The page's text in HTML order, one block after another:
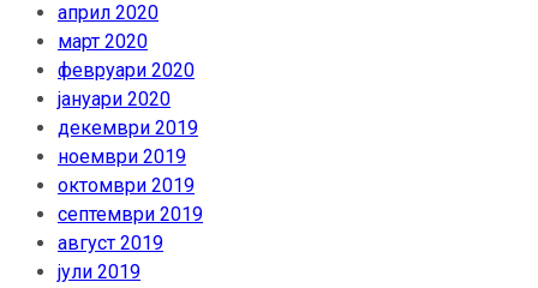
април 2020
март 2020
февруари 2020
јануари 2020
декември 2019
ноември 2019
октомври 2019
септември 2019
август 2019
јули 2019